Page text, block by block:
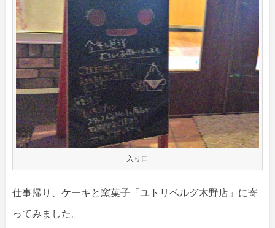
入り口
仕事帰り、ケーキと窯菓子「ユトリベルグ木野店」に寄
ってみました。